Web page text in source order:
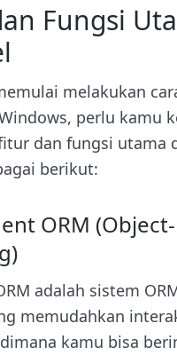
Fungsi
melakukan
perlu kamu
dan fungsi utama
berikut:
ORM
adalah sistem
memudahkan
kamu bisa